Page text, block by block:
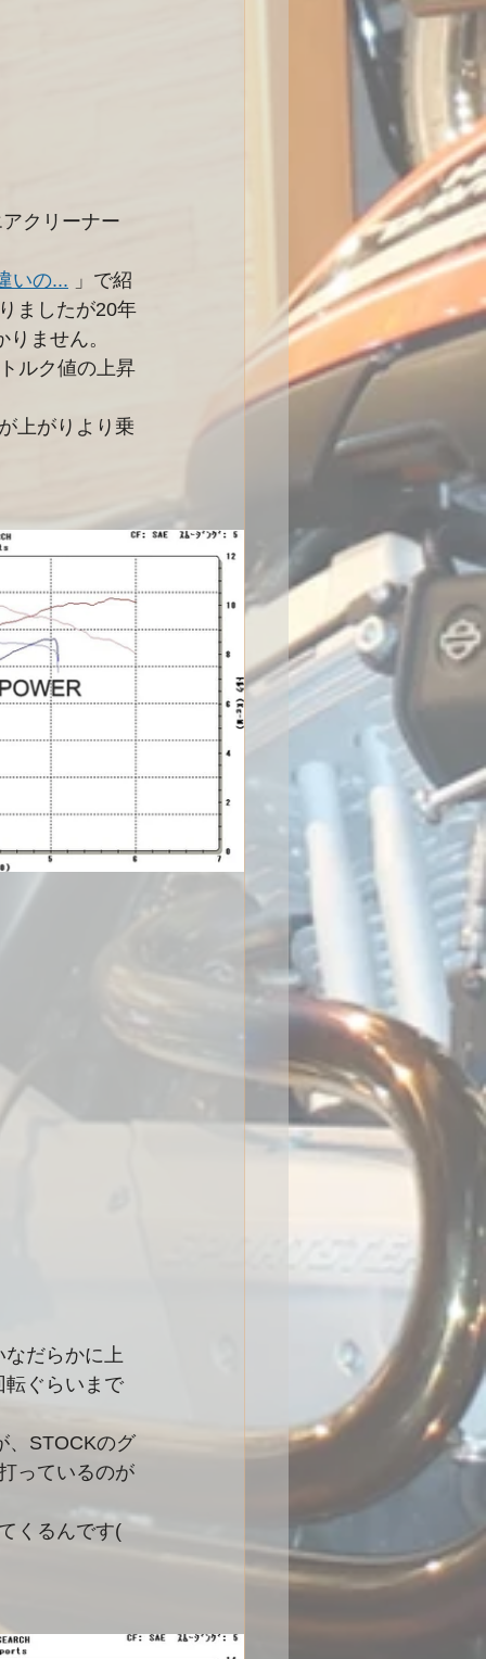
クリーナー
いの... 」で紹
ましたが20年
ません。
ルク値の上昇
上がりより乗
だらかに上
転ぐらいまで
、STOCKのグ
っているのが
くるんです(